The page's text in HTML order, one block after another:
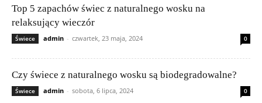
Top 5 zapachów świec z naturalnego wosku na
relaksujący wieczór
Świece admin - czwartek, 23 maja, 2024 0
Czy świece z naturalnego wosku są biodegradowalne?
Świece admin - sobota, 6 lipca, 2024 0